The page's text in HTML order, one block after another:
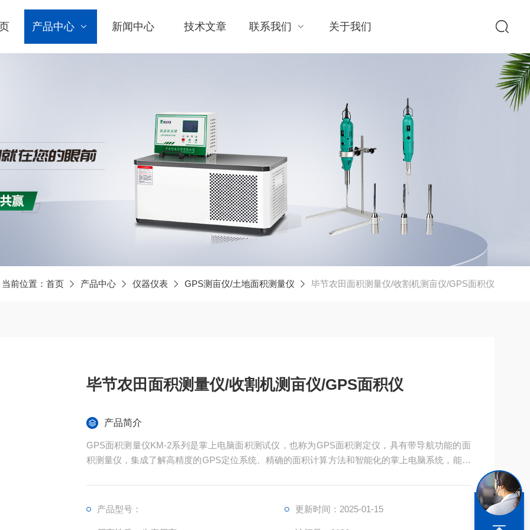
产品中心 新闻中心 技术文章 联系我们 关于我们
当前位置： 首页 产品中心 仪器仪表 GPS测亩仪/土地面积测量仪 毕节农田面积测量仪/收割机测亩仪/GPS面积仪
毕节农田面积测量仪/收割机测亩仪/GPS面积仪
产品简介
GPS面积测量仪KM-2系列是掌上电脑面积测试仪，也称为GPS面积测定仪，具有带导航功能的面
积测量仪，集成了解高精度的GPS定位系统、精确的面积计算方法和智能化的掌上电脑系统，能实
产品型号： 更新时间：2025-01-15